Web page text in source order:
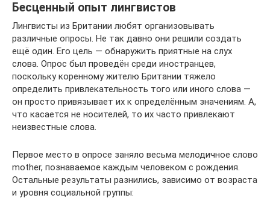
Бесценный опыт лингвистов
Лингвисты из Британии любят организовывать
различные опросы. Не так давно они решили создать
ещё один. Его цель — обнаружить приятные на слух
слова. Опрос был проведён среди иностранцев,
поскольку коренному жителю Британии тяжело
определить привлекательность того или иного слова —
он просто привязывает их к определённым значениям. А,
что касается не носителей, то их часто привлекают
неизвестные слова.
Первое место в опросе заняло весьма мелодичное слово
mother, познаваемое каждым человеком с рождения.
Остальные результаты разнились, зависимо от возраста
и уровня социальной группы: